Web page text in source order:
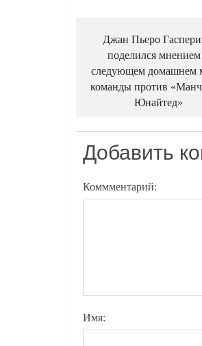
Джан Пьеро
поделился
следующем домашнем
команды против
Юнайтед»
Добавить
Коммментарий:
Имя: